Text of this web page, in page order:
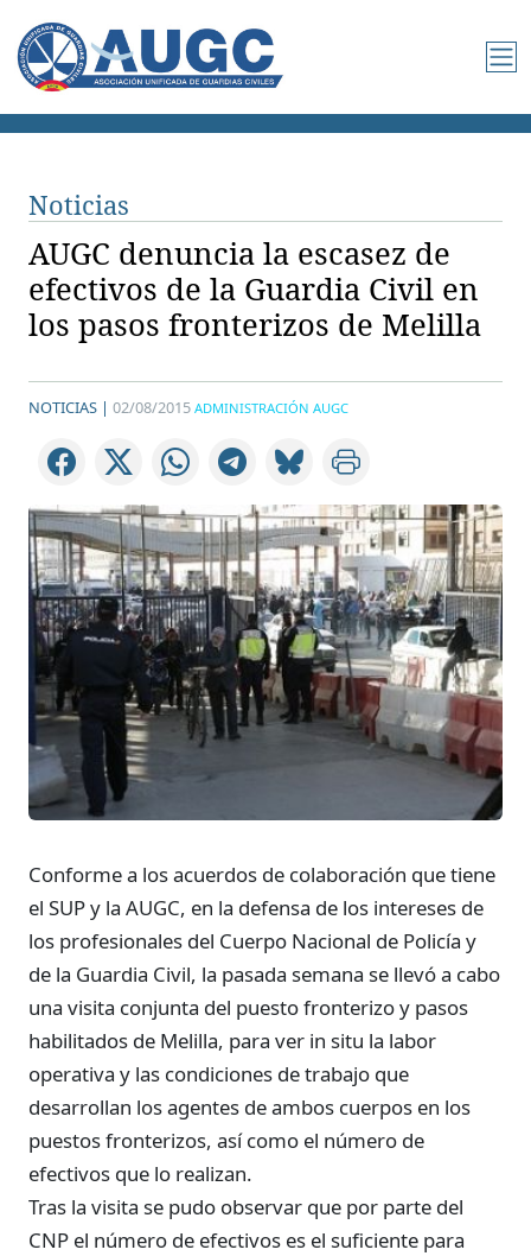
Noticias
AUGC denuncia la escasez de
efectivos de la Guardia Civil en
los pasos fronterizos de Melilla
NOTICIAS | 02/08/2015 ADMINISTRACIÓN AUGC
Conforme a los acuerdos de colaboración que tiene
el SUP y la AUGC, en la defensa de los intereses de
los profesionales del Cuerpo Nacional de Policía y
de la Guardia Civil, la pasada semana se llevó a cabo
una visita conjunta del puesto fronterizo y pasos
habilitados de Melilla, para ver in situ la labor
operativa y las condiciones de trabajo que
desarrollan los agentes de ambos cuerpos en los
puestos fronterizos, así como el número de
efectivos que lo realizan.
Tras la visita se pudo observar que por parte del
CNP el número de efectivos es el suficiente para